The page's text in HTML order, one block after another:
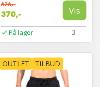
626,-
370,- Vis
På lager
OUTLET TILBUD